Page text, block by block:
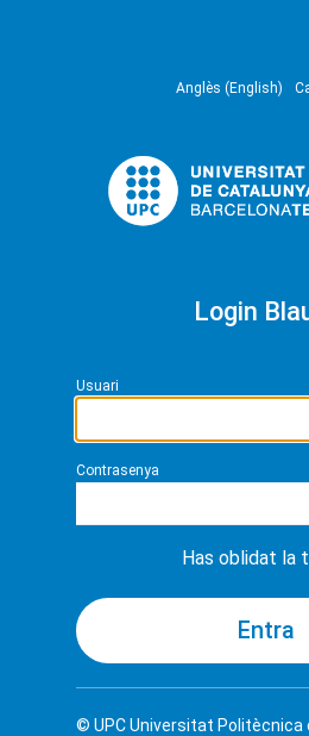
Anglès (English)
Login
Usuari
Contrasenya
Has oblidat la
© UPCUniversitat Politècnica